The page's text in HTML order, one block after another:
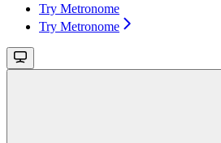
Try Metronome
Try Metronome